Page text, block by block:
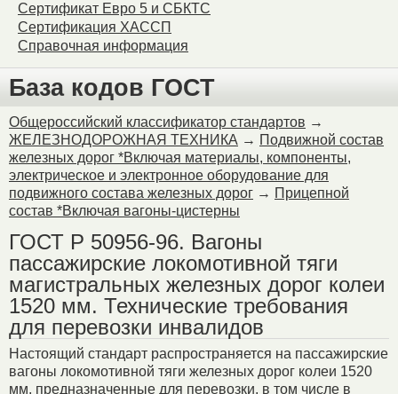
Сертификат Евро 5 и СБКТС
Сертификация ХАССП
Справочная информация
База кодов ГОСТ
Общероссийский классификатор стандартов →
ЖЕЛЕЗНОДОРОЖНАЯ ТЕХНИКА → Подвижной состав
железных дорог *Включая материалы, компоненты,
электрическое и электронное оборудование для
подвижного состава железных дорог → Прицепной
состав *Включая вагоны-цистерны
ГОСТ Р 50956-96. Вагоны
пассажирские локомотивной тяги
магистральных железных дорог колеи
1520 мм. Технические требования
для перевозки инвалидов
Настоящий стандарт распространяется на пассажирские
вагоны локомотивной тяги железных дорог колеи 1520
мм, предназначенные для перевозки, в том числе в